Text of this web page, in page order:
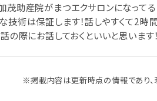
茂助産院がまつエクサロンになって
技術は保証します！話しやすくて2
の際にお話しておくといいと思います！
※掲載内容は更新時点の情報であり、